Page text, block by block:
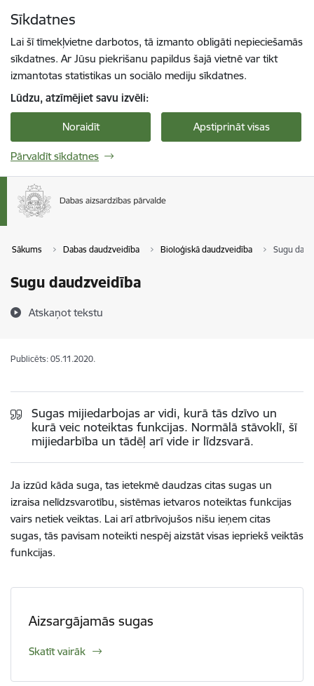
Sīkdatnes
Lai šī tīmekļvietne darbotos, tā izmanto obligāti nepieciešamās
sīkdatnes. Ar Jūsu piekrišanu papildus šajā vietnē var tikt
izmantotas statistikas un sociālo mediju sīkdatnes.
Lūdzu, atzīmējiet savu izvēli:
Noraidīt Apstiprināt visas
Pārvaldīt sīkdatnes
Sākums Dabas daudzveidība Bioloģiskā daudzveidība Sugu
Sugu daudzveidība
Atskaņot tekstu
Publicēts: 05.11.2020.
Sugas mijiedarbojas ar vidi, kurā tās dzīvo un
kurā veic noteiktas funkcijas. Normālā stāvoklī, šī
mijiedarbība un tādēļ arī vide ir līdzsvarā.
Ja izzūd kāda suga, tas ietekmē daudzas citas sugas un
izraisa nelīdzsvarotību, sistēmas ietvaros noteiktas funkcijas
vairs netiek veiktas. Lai arī atbrīvojušos nišu ieņem citas
sugas, tās pavisam noteikti nespēj aizstāt visas iepriekš veiktās
funkcijas.
Aizsargājamās sugas
Skatīt vairāk